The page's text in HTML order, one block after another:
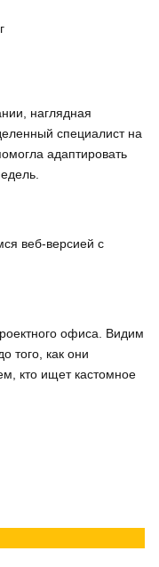
наглядная
специалист на
адаптировать
веб-версией с
офиса. Видим
того, как они
кто ищет кастомное